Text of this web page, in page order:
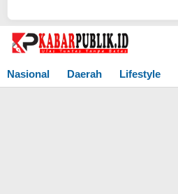
Lewati
Nasional
Daerah Lifestyle